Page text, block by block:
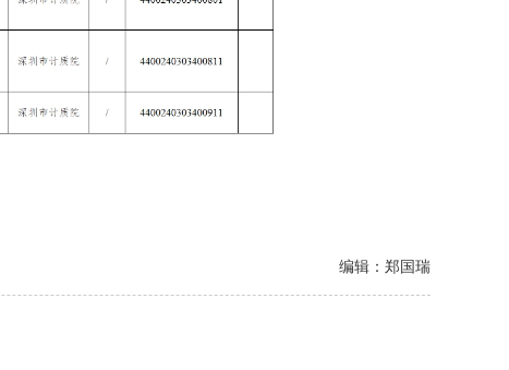
编辑：郑国瑞